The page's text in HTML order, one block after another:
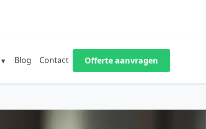
▼ Blog Contact Offerte aanvragen